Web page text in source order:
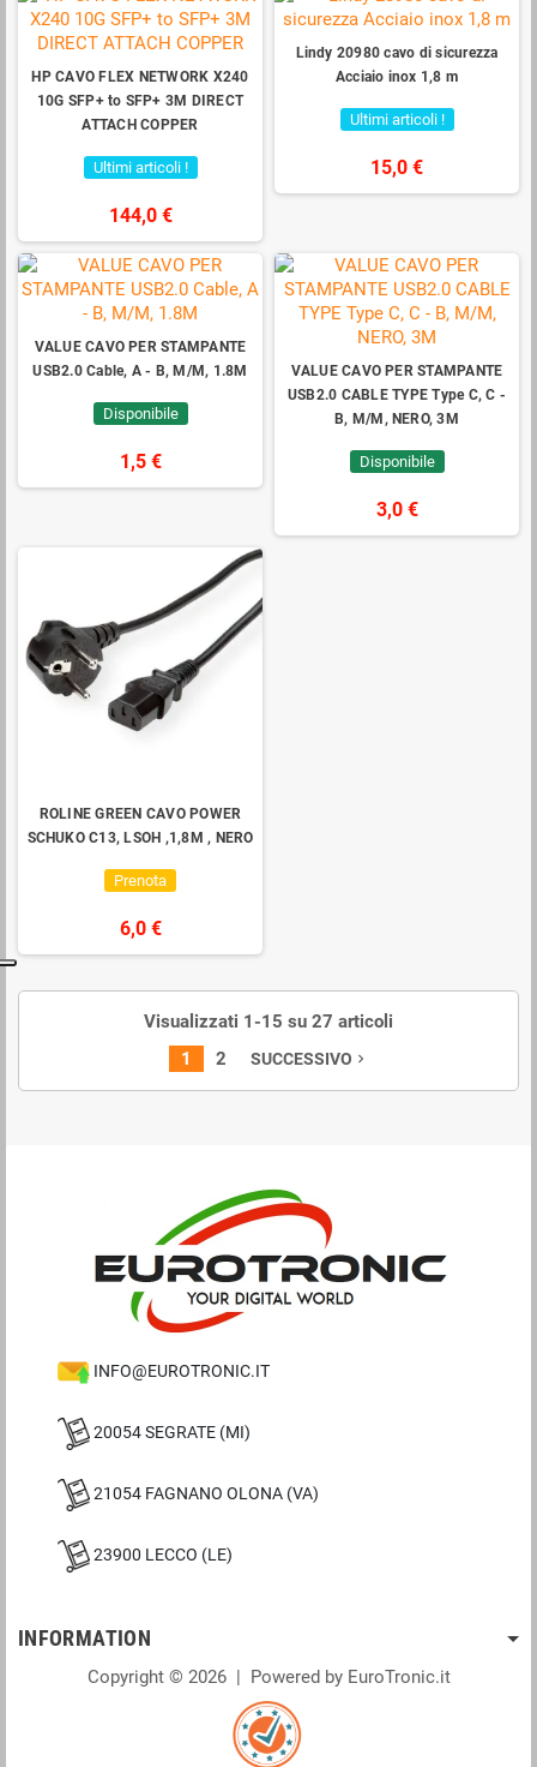
HP CAVO FLEX NETWORK X240
10G SFP+ to SFP+ 3M DIRECT
ATTACH COPPER
Ultimi articoli !
144,0 €
Lindy 20980 cavo di sicurezza
Acciaio inox 1,8 m
Ultimi articoli !
15,0 €
VALUE CAVO PER STAMPANTE
USB2.0 Cable, A - B, M/M, 1.8M
Disponibile
1,5 €
VALUE CAVO PER STAMPANTE
USB2.0 CABLE TYPE Type C, C -
B, M/M, NERO, 3M
Disponibile
3,0 €
ROLINE GREEN CAVO POWER
SCHUKO C13, LSOH ,1,8M , NERO
Prenota
6,0 €
Visualizzati 1-15 su 27 articoli
1
2 SUCCESSIVO navigate_next
INFO@EUROTRONIC.IT
20054 SEGRATE (MI)
21054 FAGNANO OLONA (VA)
23900 LECCO (LE)
INFORMATION
Copyright © 2026 | Powered by EuroTronic.it